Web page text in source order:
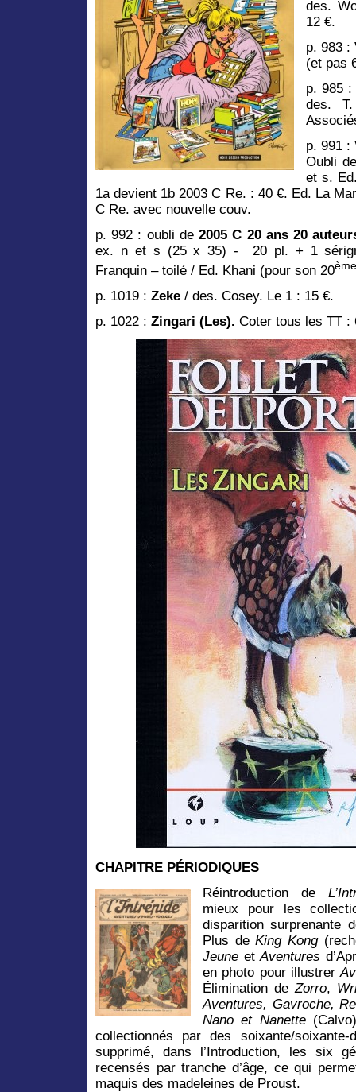
des.
12 €.
p. 983 :
(et pas
p. 985
des.
p. 991 :
Oubli
et s.
1a devient 1b 2003 C Re. : 40 €. Ed. La
C Re. avec nouvelle couv.
p. 992 : oubli de2005 C 20 ans 20
ex. n et s (25 x 35) - 20 pl. + 1
Franquin – toilé / Ed. Khani (pour son 20ème
p. 1019 : Zeke / des. Cosey. Le 1 : 15 €.
p. 1022 : Zingari (Les). Coter tous les TT :
CHAPITRE PÉRIODIQUES
Réintroduction de
mieux pour les
disparition surprenante
Plus deKing Kong
Jeune etAventures
en photo pour illustrer
Élimination de Zorro,
Aventures, Gavroche,
Nano et Nanette
collectionnés par des soixante/
supprimé, dans l’Introduction, les six
recensés par tranche d’âge, ce qui
maquis des madeleines de Proust.